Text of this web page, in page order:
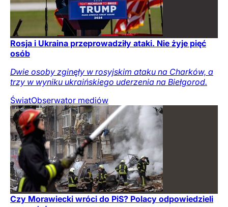
Rosja i Ukraina przeprowadziły ataki. Nie żyje pięć
osób
Dwie osoby zginęły w rosyjskim ataku na Charków, a
trzy w wyniku ukraińskiego uderzenia na Biełgorod.
ŚwiatObserwator mediów
Czy Morawiecki wróci do PiS? Polacy odpowiedzieli